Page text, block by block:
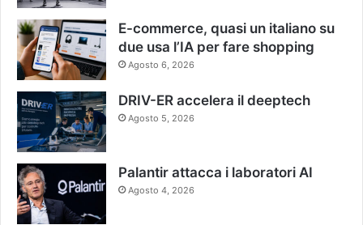
E-commerce, quasi un italiano su
due usa l’IA per fare shopping
Agosto 6, 2026
DRIV-ER accelera il deeptech
Agosto 5, 2026
Palantir attacca i laboratori AI
Agosto 4, 2026